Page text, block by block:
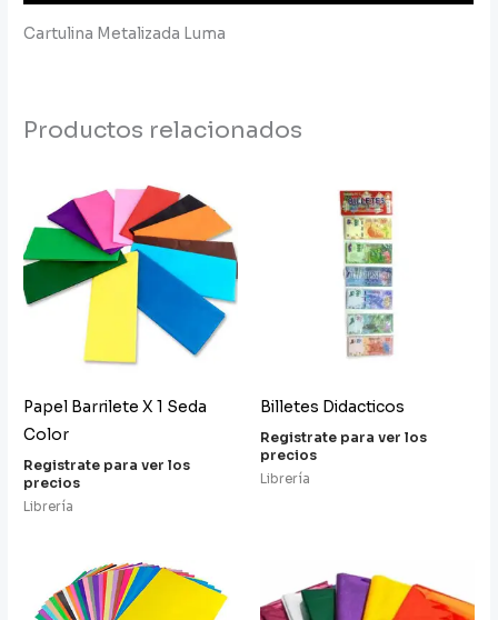
Cartulina Metalizada Luma
Productos relacionados
Papel Barrilete X 1 Seda
Color
Registrate para ver los
precios
Librería
Billetes Didacticos
Registrate para ver los
precios
Librería